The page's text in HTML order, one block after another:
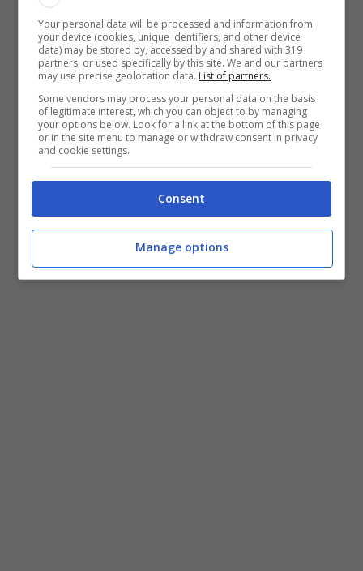
molta intensità, possiamo crescere ancora
tanto. Arnautovic è spettacolare”
Your personal data will be processed and information from
your device (cookies, unique identifiers, and other device
data) may be stored by, accessed by and shared with 319
partners, or used specifically by this site. We and our partners
may use precise geolocation data. List of partners.
Some vendors may process your personal data on the basis
of legitimate interest, which you can object to by managing
your options below. Look for a link at the bottom of this page
or in the site menu to manage or withdraw consent in privacy
and cookie settings.
Consent
Manage options